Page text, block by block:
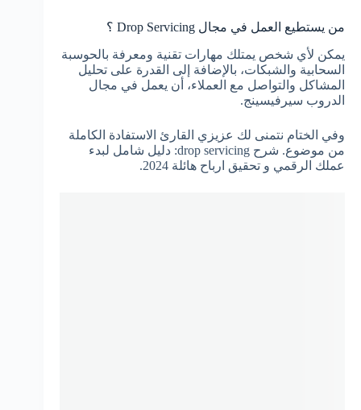
من يستطيع العمل في مجال Drop Servicing ؟
يمكن لأي شخص يمتلك مهارات تقنية ومعرفة بالحوسبة
السحابية والشبكات، بالإضافة إلى القدرة على تحليل
المشاكل والتواصل مع العملاء، أن يعمل في مجال
الدروب سيرفيسينج.
وفي الختام نتمنى لك عزيزي القارئ الاستفادة الكاملة
من موضوع. شرح drop servicing: دليل شامل لبدء
عملك الرقمي و تحقيق ارباح هائلة 2024.